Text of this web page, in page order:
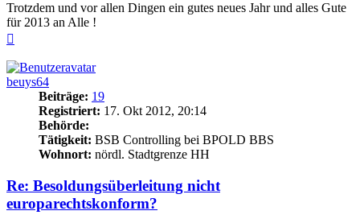
Trotzdem und vor allen Dingen ein gutes neues Jahr und alles Gute
für 2013 an Alle !
beuys64
Beiträge: 19
Registriert: 17. Okt 2012, 20:14
Behörde:
Tätigkeit: BSB Controlling bei BPOLD BBS
Wohnort: nördl. Stadtgrenze HH
Re: Besoldungsüberleitung nicht
europarechtskonform?